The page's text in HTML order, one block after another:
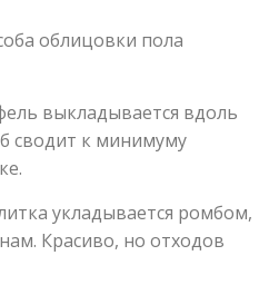
облицовки пола
выкладывается вдоль
сводит к минимуму
укладывается ромбом,
Красиво, но отходов